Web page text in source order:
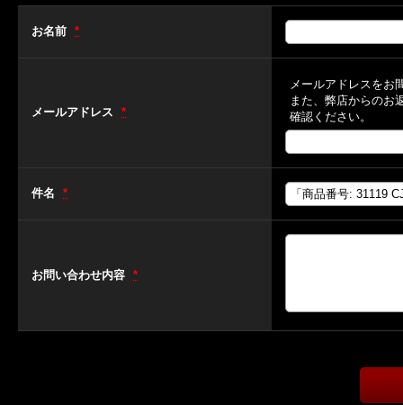
お名前 *
メールアドレス *
メールアドレスをお
また、弊店からのお
確認ください。
件名 *
お問い合わせ内容 *